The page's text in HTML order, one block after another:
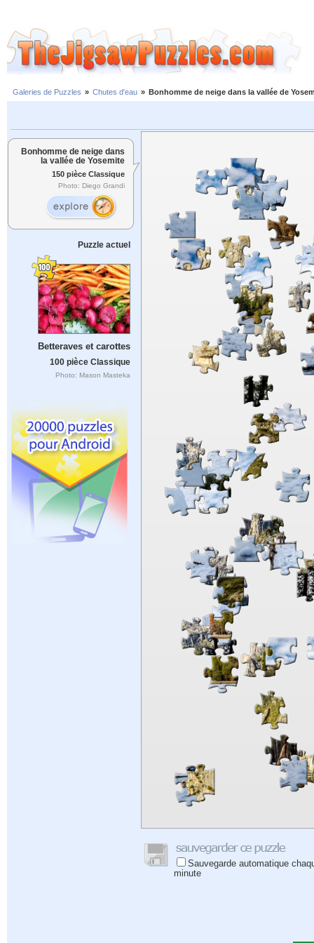
Galeries de Puzzles » Chutes d'eau » Bonhomme de neige dans la vallée de
Bonhomme de neige dans
la vallée de Yosemite
150 pièce Classique
Photo: Diego Grandi
Puzzle actuel
Betteraves et carottes
100 pièce Classique
Photo: Mason Masteka
Sauvegarde automatique
minute